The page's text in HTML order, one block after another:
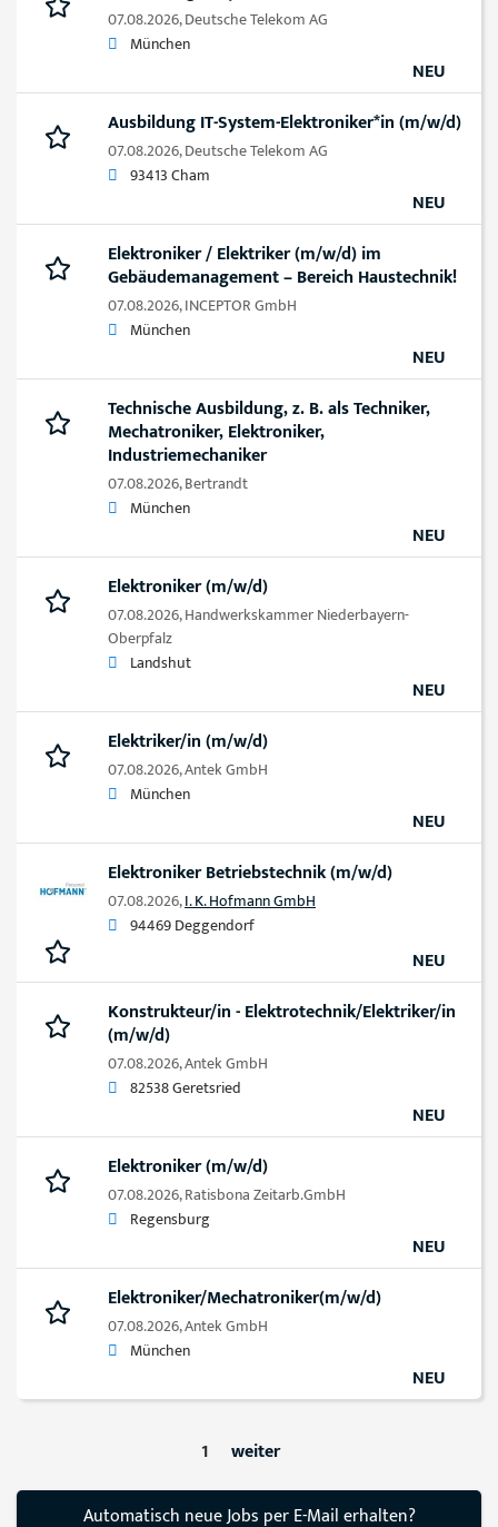
07.08.2026,Deutsche Telekom AG
München
NEU
Ausbildung IT-System-Elektroniker*in (m/w/d)
07.08.2026,Deutsche Telekom AG
93413 Cham
NEU
Elektroniker / Elektriker (m/w/d) im
Gebäudemanagement – Bereich Haustechnik!
07.08.2026,INCEPTOR GmbH
München
NEU
Technische Ausbildung, z. B. als Techniker,
Mechatroniker, Elektroniker,
Industriemechaniker
07.08.2026,Bertrandt
München
NEU
Elektroniker (m/w/d)
07.08.2026,Handwerkskammer Niederbayern-
Oberpfalz
Landshut
NEU
Elektriker/in (m/w/d)
07.08.2026,Antek GmbH
München
NEU
Elektroniker Betriebstechnik (m/w/d)
07.08.2026,I. K. Hofmann GmbH
94469 Deggendorf
NEU
Konstrukteur/in - Elektrotechnik/Elektriker/in
(m/w/d)
07.08.2026,Antek GmbH
82538 Geretsried
NEU
Elektroniker (m/w/d)
07.08.2026,Ratisbona Zeitarb.GmbH
Regensburg
NEU
Elektroniker/Mechatroniker(m/w/d)
07.08.2026,Antek GmbH
München
NEU
1 weiter
Automatisch neue Jobs per E-Mail erhalten?